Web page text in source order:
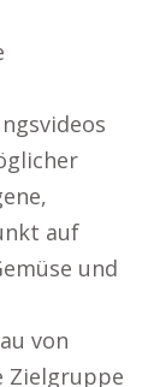
auf
und
von
Zielgruppe